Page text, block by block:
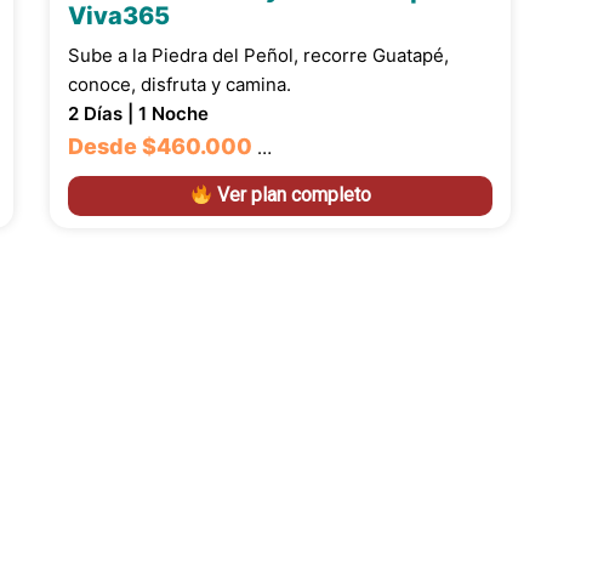
Viva365
Sube a la Piedra del Peñol, recorre Guatapé,
conoce, disfruta y camina.
2 Días | 1 Noche
Desde$460.000 …
Ver plan completo